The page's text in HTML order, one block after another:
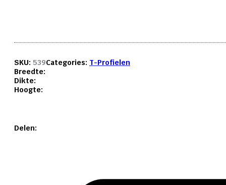
SKU: 539Categories: T-Profielen
Breedte:
Dikte:
Hoogte:
Delen: